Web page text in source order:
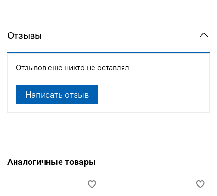
Отзывы
Отзывов еще никто не оставлял
Написать отзыв
Аналогичные товары